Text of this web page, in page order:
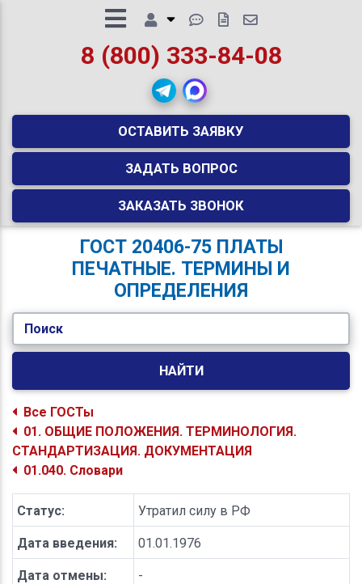
8 (800) 333-84-08
ОСТАВИТЬ ЗАЯВКУ
ЗАДАТЬ ВОПРОС
ЗАКАЗАТЬ ЗВОНОК
ГОСТ 20406-75 ПЛАТЫ
ПЕЧАТНЫЕ. ТЕРМИНЫ И
ОПРЕДЕЛЕНИЯ
Поиск
НАЙТИ
Все ГОСТы
01. ОБЩИЕ ПОЛОЖЕНИЯ. ТЕРМИНОЛОГИЯ.
СТАНДАРТИЗАЦИЯ. ДОКУМЕНТАЦИЯ
01.040. Словари
Статус: Утратил силу в РФ
Дата введения: 01.01.1976
Дата отмены: -